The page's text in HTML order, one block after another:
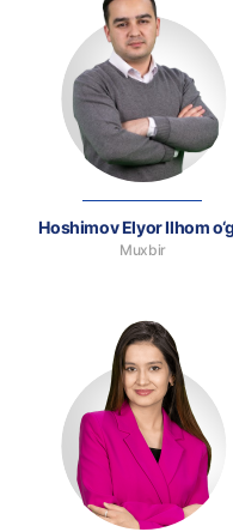
Hoshimov Elyor Ilhom
Muxbir